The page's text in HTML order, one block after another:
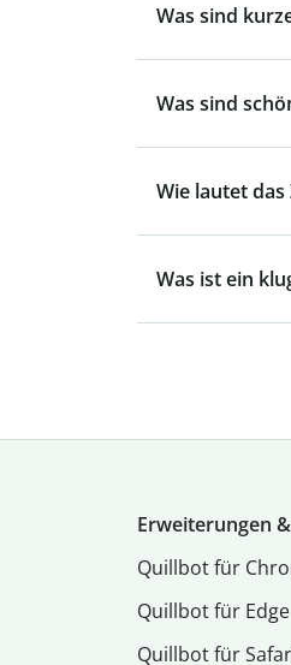
Was sind
Was sind
Wie lautet das
Was ist ein
Erweiterungen
Quillbot für
Quillbot für Edge
Quillbot für